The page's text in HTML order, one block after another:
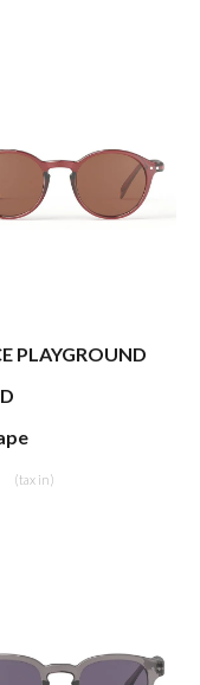
PLAYGROUND